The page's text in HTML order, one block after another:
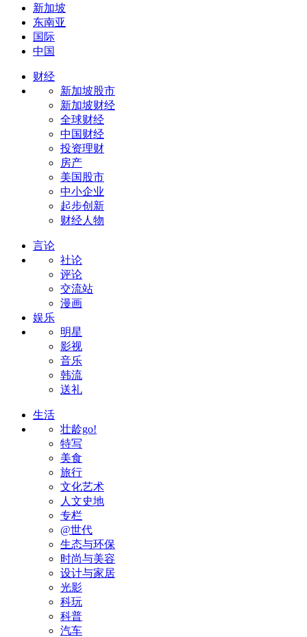
新加坡
东南亚
国际
中国
财经
新加坡股市
新加坡财经
全球财经
中国财经
投资理财
房产
美国股市
中小企业
起步创新
财经人物
言论
社论
评论
交流站
漫画
娱乐
明星
影视
音乐
韩流
送礼
生活
壮龄go!
特写
美食
旅行
文化艺术
人文史地
专栏
@世代
生态与环保
时尚与美容
设计与家居
光影
科玩
科普
汽车